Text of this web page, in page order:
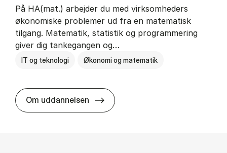
På HA(mat.) arbejder du med virksomheders
økonomiske problemer ud fra en matematisk
tilgang. Matematik, statistik og programmering
giver dig tankegangen og…
IT og teknologi Økonomi og matematik
Om uddannelsen HA(mat.) - erhvervs­økonomi og